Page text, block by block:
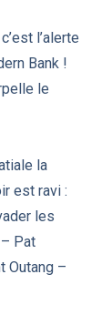
l’alerte
Bank !
le
la
est ravi :
les
Pat
Outang –